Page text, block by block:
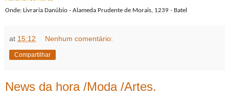
Onde: Livraria Danúbio - Alameda Prudente de Morais, 1239 - Batel
at 15:12 Nenhum comentário:
Compartilhar
News da hora /Moda /Artes.